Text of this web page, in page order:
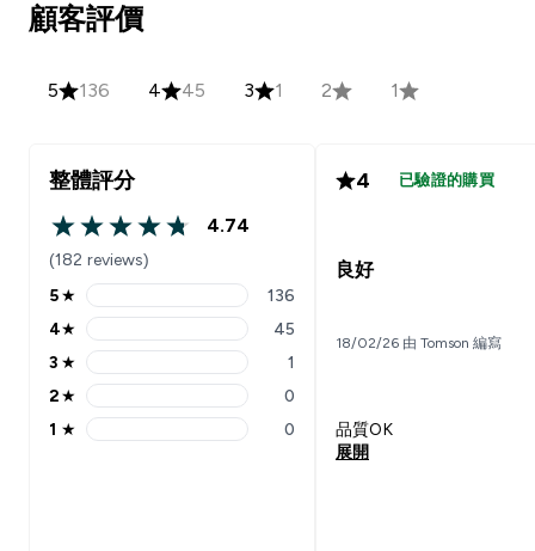
顧客評價
5 136 4 45 3 1 2 1
整體評分
4.74 out of 5 stars
4.74
(182 reviews)
5 stars rating 136 reviews
5★ 136
4 stars rating 45 reviews
4★ 45
3 stars rating 1 reviews
3 ★ 1
2 stars rating 0 reviews
2★ 0
1 stars rating 0 reviews
1 ★ 0
4 已驗證的購買
良好
18/02/26 由 Tomson 編寫
品質OK
展開